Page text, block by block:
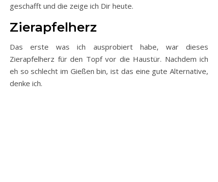
geschafft und die zeige ich Dir heute.
Zierapfelherz
Das erste was ich ausprobiert habe, war dieses
Zierapfelherz für den Topf vor die Haustür. Nachdem ich
eh so schlecht im Gießen bin, ist das eine gute Alternative,
denke ich.